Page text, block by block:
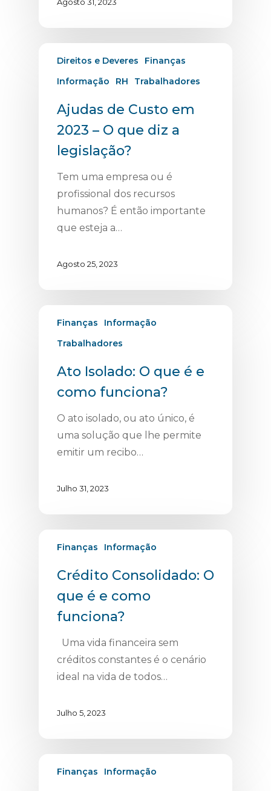
Direitos e Deveres
Finanças
Informação
RH Trabalhadores
Ajudas de Custo em
2023 – O que diz a
legislação?
Tem uma empresa ou é
profissional dos recursos
humanos? É então importante
que esteja a…
Agosto 25, 2023
Finanças
Informação
Trabalhadores
Ato Isolado: O que é e
como funciona?
O ato isolado, ou ato único, é
uma solução que lhe permite
emitir um recibo…
Julho 31, 2023
Finanças Informação
Crédito Consolidado: O
que é e como
funciona?
Uma vida financeira sem
créditos constantes é o cenário
ideal na vida de todos…
Julho 5, 2023
Finanças Informação